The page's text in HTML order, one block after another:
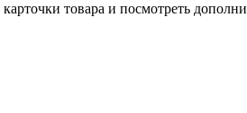
товара и посмотреть